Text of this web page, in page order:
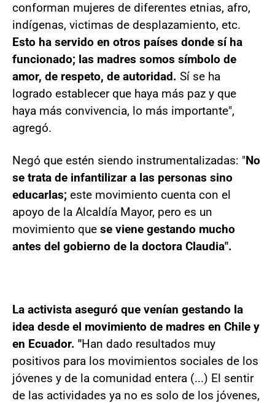
conforman mujeres de diferentes etnias, afro,
indígenas, victimas de desplazamiento, etc.
Esto ha servido en otros países donde sí ha
funcionado; las madres somos símbolo de
amor, de respeto, de autoridad. Sí se ha
logrado establecer que haya más paz y que
haya más convivencia, lo más importante",
agregó.
Negó que estén siendo instrumentalizadas: "No
se trata de infantilizar a las personas sino
educarlas; este movimiento cuenta con el
apoyo de la Alcaldía Mayor, pero es un
movimiento que se viene gestando mucho
antes del gobierno de la doctora Claudia".
La activista aseguró que venían gestando la
idea desde el movimiento de madres en Chile y
en Ecuador. "Han dado resultados muy
positivos para los movimientos sociales de los
jóvenes y de la comunidad entera (...) El sentir
de las actividades ya no es solo de los jóvenes,